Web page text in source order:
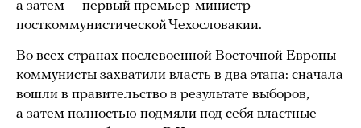
а затем — первый премьер-министр
посткоммунистической Чехословакии.
Во всех странах послевоенной Восточной Европы
коммунисты захватили власть в два этапа: сначала
вошли в правительство в результате выборов,
а затем полностью подмяли под себя властные